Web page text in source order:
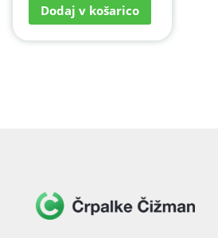
Dodaj v košarico